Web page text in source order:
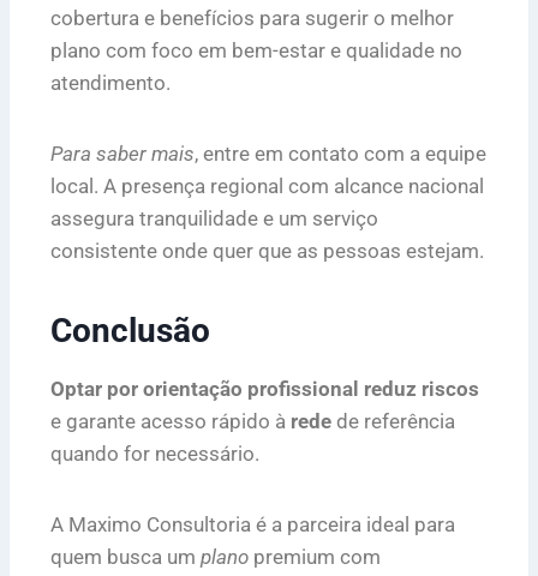
cobertura e benefícios para sugerir o melhor
plano com foco em bem-estar e qualidade no
atendimento.
Para saber mais, entre em contato com a equipe
local. A presença regional com alcance nacional
assegura tranquilidade e um serviço
consistente onde quer que as pessoas estejam.
Conclusão
Optar por orientação profissional reduz riscos
e garante acesso rápido à rede de referência
quando for necessário.
A Maximo Consultoria é a parceira ideal para
quem busca um plano premium com